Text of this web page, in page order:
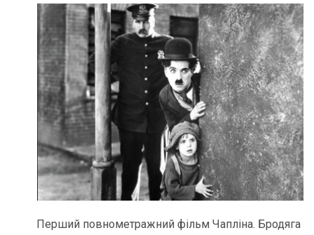
Перший повнометражний фільм Чапліна. Бродяга